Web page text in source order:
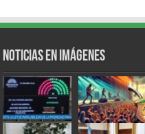
Noticias en Imágenes